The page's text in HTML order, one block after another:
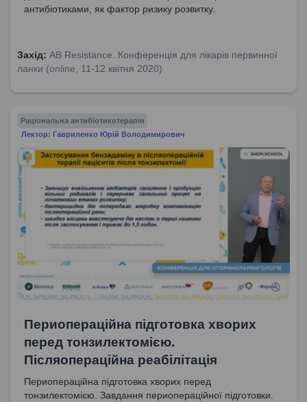
антибіотиками, як фактор ризику розвитку.
Захід: AB Resistance. Конференція для лікарів первинної
ланки (online, 11-12 квітня 2020)
Раціональна антибіотикотерапія
Лектор: Гавриленко Юрій Володимирович
Периопераційна підготовка хворих
перед тонзилектомією.
Післяопераційна реабілітація
Периопераційна підготовка хворих перед
тонзилектомією. Завдання периопераційної підготовки.